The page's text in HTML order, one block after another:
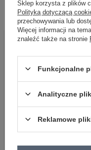
Sklep korzysta z plików
Polityką dotyczącą
przechowywania lub
Więcej informacji na
znaleźć także na stronie
Funkcjonalne
Analityczne
Reklamowe